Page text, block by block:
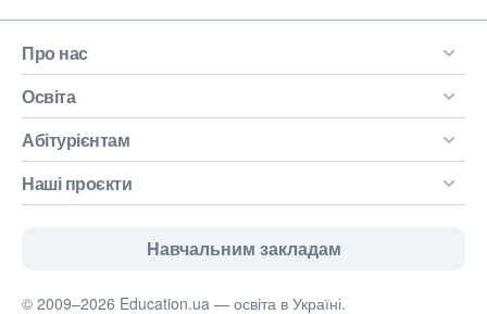
Про нас
Освіта
Абітурієнтам
Наші проєкти
Навчальним закладам
© 2009–2026 Education.ua — освіта в Україні.